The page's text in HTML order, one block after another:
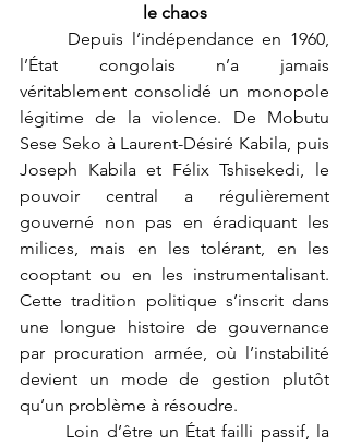
le chaos
l’État congolais n’a jamais
véritablement consolidé un monopole
légitime de la violence. De Mobutu
Sese Seko à Laurent-Désiré Kabila, puis
Joseph Kabila et Félix Tshisekedi, le
pouvoir central a régulièrement
gouverné non pas en éradiquant les
milices, mais en les tolérant, en les
cooptant ou en les instrumentalisant.
Cette tradition politique s’inscrit dans
une longue histoire de gouvernance
par procuration armée, où l’instabilité
devient un mode de gestion plutôt
qu’un problème à résoudre.